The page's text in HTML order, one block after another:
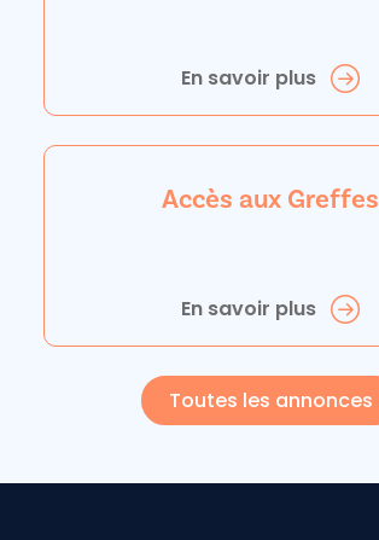
En savoir plus
Accès aux Greffes
En savoir plus
Toutes les annonces